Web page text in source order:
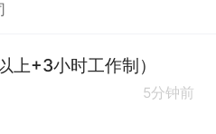
上+3小时工作制）
5分钟前